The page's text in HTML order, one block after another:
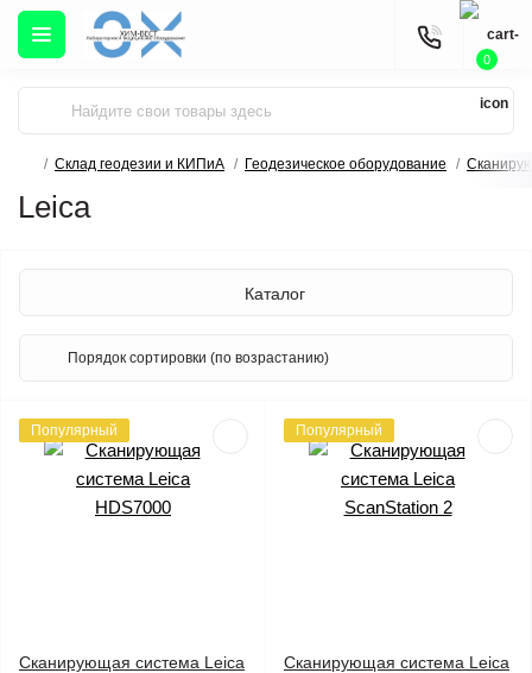
0
Склад геодезии и КИПиА Геодезическое оборудование
Leica
Каталог
Популярный
Сканирующая система Leica
Популярный
Сканирующая система Leica